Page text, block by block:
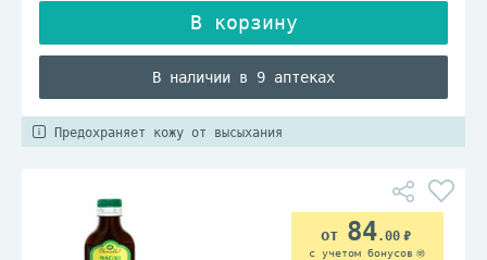
В наличии в 9 аптеках
Предохраняет кожу от высыхания
84.00
с учетом бонусов